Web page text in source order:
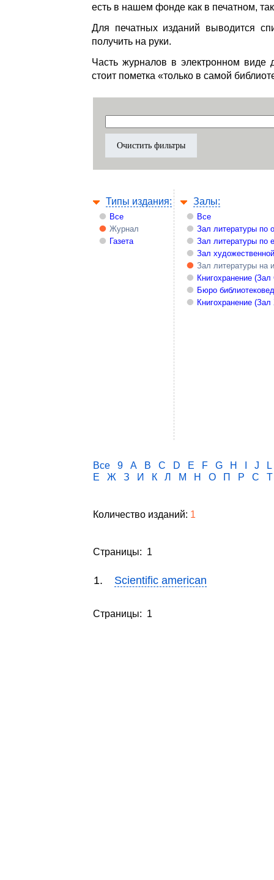
есть в нашем фонде как в печатном,
Для печатных изданий выводится
получить на руки.
Часть журналов в электронном виде
стоит пометка «только в самой
Типы издания:
Все
Журнал
Газета
Залы:
Все
Зал литературы по
Зал литературы по
Зал
Зал литературы на
Книгохранение
Бюро
Книгохранение
Все 9 A B C D E F G H J
L
Е
Ж З И К Л М Н О П Р С Т
Количество изданий: 1
Страницы: 1
1. Scientific american
Страницы: 1